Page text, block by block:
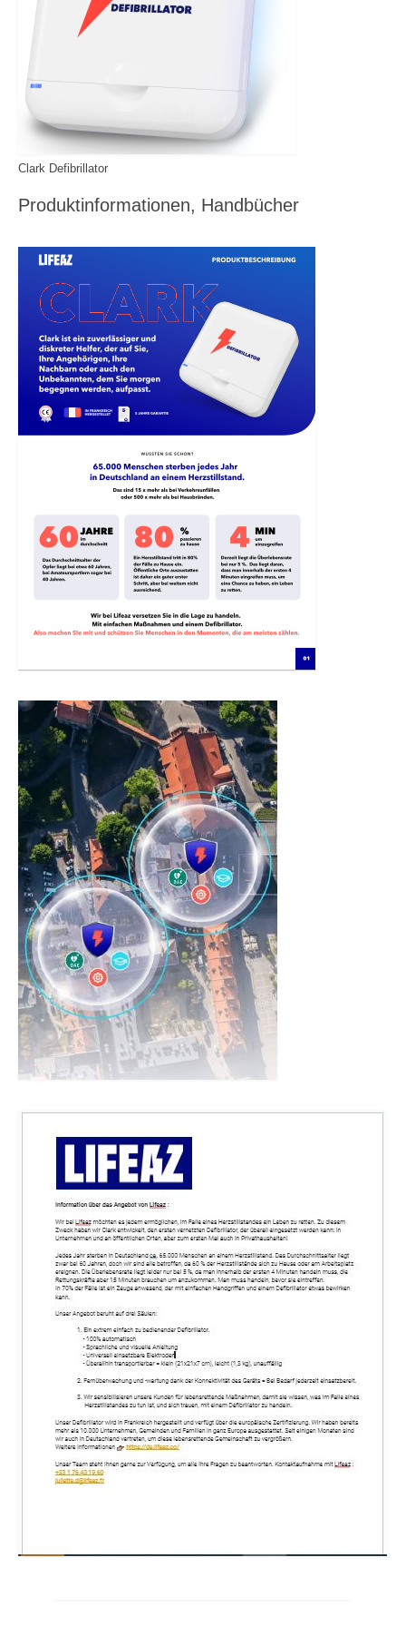
Jobs
Partner
Organisationen
Wissenschaft
Kontakt
Nachrichten
BFARM: Sicherheitswarnungen
Projekte
Projekte für Gemeinden
Projekte für Vereine
Projekte für Unternehmen
110 BPM Tour
Überlebende
Defikataster
Defibrillator melden
Service
Die Allianz Defiversicherung
Versicherungsantrag
Marktinformationen
Service: Defibrillatoren
Service: Wandschränke
Service: Hersteller
Download Printmedien
Der Definetz-Spendenrechner
Anlassspenden für Definetz
Spenden Sie Ihre alten Münzen und Scheine
Clark Defibrillator
Produktinformationen, Handbücher